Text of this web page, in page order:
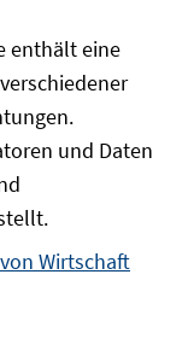
enthält eine
und Daten
Wirtschaft